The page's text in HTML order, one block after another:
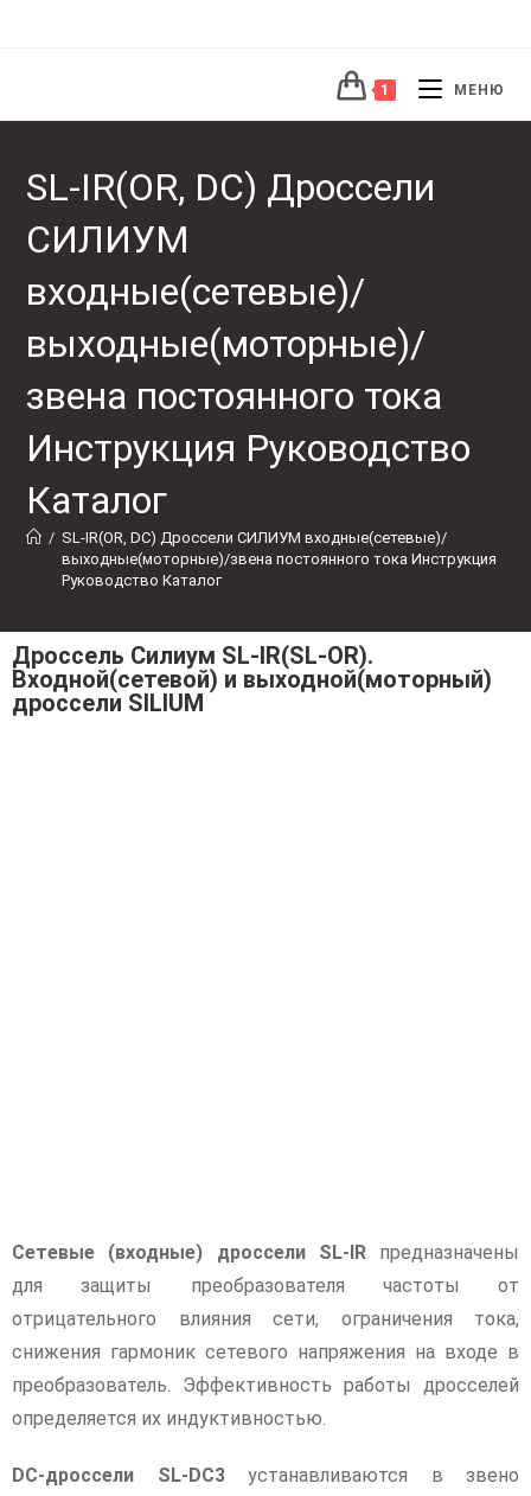
1 МЕНЮ
SL-IR(OR, DC) Дроссели
СИЛИУМ
входные(сетевые)/
выходные(моторные)/
звена постоянного тока
Инструкция Руководство
Каталог
/ SL-IR(OR, DC) Дроссели СИЛИУМ входные(сетевые)/
выходные(моторные)/звена постоянного тока Инструкция
Руководство Каталог
Дроссель Силиум SL-IR(SL-OR).
Входной(сетевой) и выходной(моторный)
дроссели SILIUM
Сетевые (входные) дроссели SL-IRпредназначены
для защиты преобразователя частоты от
отрицательного влияния сети, ограничения тока,
снижения гармоник сетевого напряжения на входе в
преобразователь. Эффективность работы дросселей
определяется их индуктивностью.
DC-дроссели SL-DC3устанавливаются в звено